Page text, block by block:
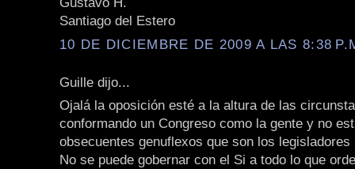
Santiago del Estero
10 DE DICIEMBRE DE 2009 A LAS 8:38
Guille dijo...
Ojalá la oposición esté a la altura de las
conformando un Congreso como la gente y no
obsecuentes genuflexos que son los
No se puede gobernar con el Si a todo lo que